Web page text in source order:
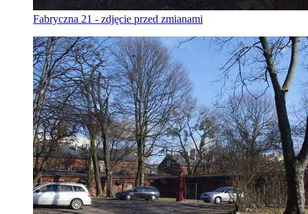
Fabryczna 21 - zdjęcie przed zmianami